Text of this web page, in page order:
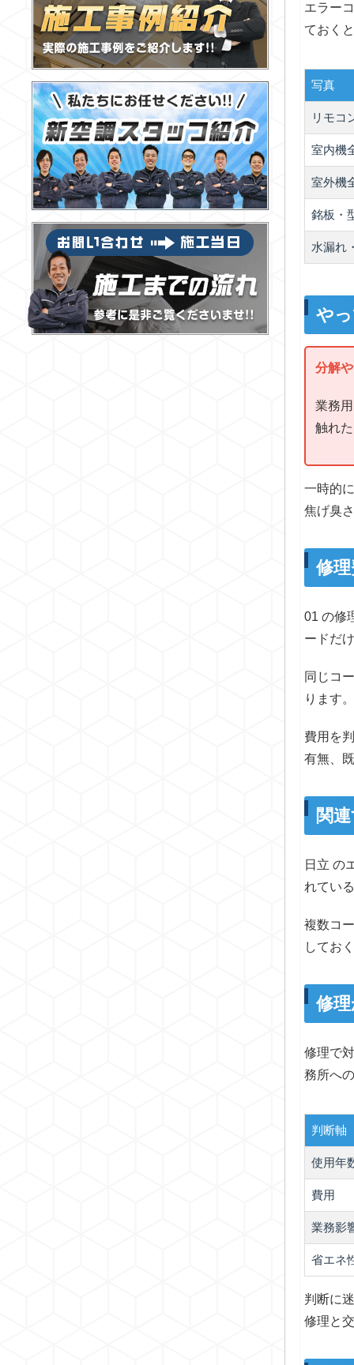
エラー
ておく
写真
リモコ
室内機
室外機
銘板・
水漏れ
や
分解
業務
触れ
一時的
焦げ臭
修
01 の修
ードだ
同じコ
ります
費用を
有無、
関
日立 の
れてい
複数コ
してお
修
修理で
務所へ
判断軸
使用年
費用
業務影
省エネ
判断に
修理と